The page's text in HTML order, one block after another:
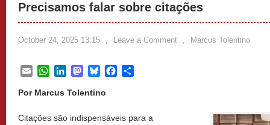
Precisamos falar sobre citações
October 24, 2025 13:15 , Leave a Comment , Marcus Tolentino
EmailWhatsApp
LinkedInMastodon
BlueskyFacebook
Por Marcus Tolentino
Citações são indispensáveis para a